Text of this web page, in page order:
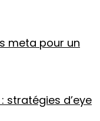
meta pour un
stratégies d’eye